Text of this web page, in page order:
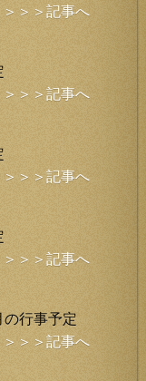
＞＞＞記事へ
＞＞＞記事へ
＞＞＞記事へ
＞＞＞記事へ
行事予定
＞＞＞記事へ